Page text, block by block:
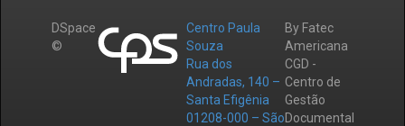
DSpace
©
Centro Paula
Souza
Rua dos
Andradas, 140 –
Santa Efigênia
01208-000 – São
By Fatec
Americana
CGD -
Centro de
Gestão
Documental